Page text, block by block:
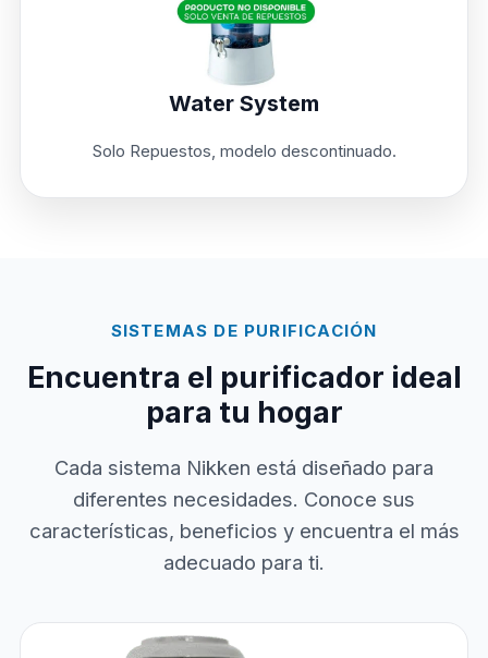
Water System
Solo Repuestos, modelo descontinuado.
SISTEMAS DE PURIFICACIÓN
Encuentra el purificador ideal
para tu hogar
Cada sistema Nikken está diseñado para
diferentes necesidades. Conoce sus
características, beneficios y encuentra el más
adecuado para ti.